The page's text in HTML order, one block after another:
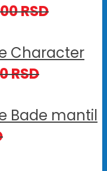
RSD
RSD
Bade mantil